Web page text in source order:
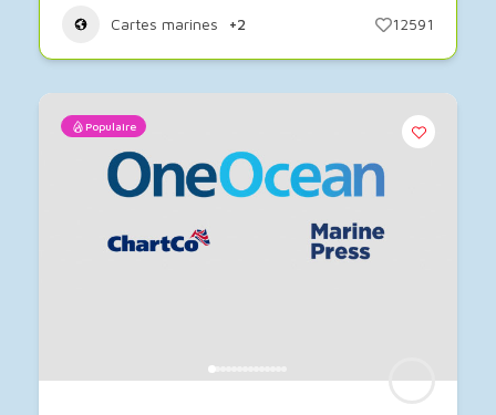
Cartes marines +2 12591
Populaire